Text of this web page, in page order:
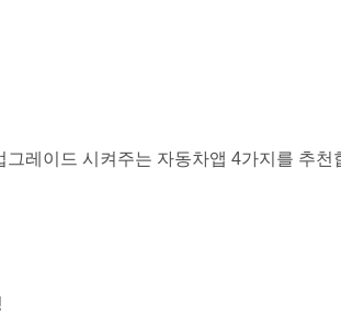
그레이드 시켜주는 자동차앱 4가지를 추천